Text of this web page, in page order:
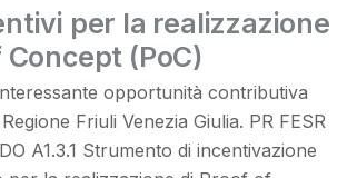
per la realizzazione
(PoC)
opportunità contributiva
Friuli Venezia Giulia. PR FESR
A1.3.1 Strumento di incentivazione